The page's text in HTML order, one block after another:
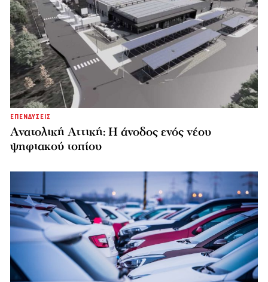
ΕΠΕΝΔΥΣΕΙΣ
Ανατολική Αττική: Η άνοδος ενός νέου
ψηφιακού τοπίου